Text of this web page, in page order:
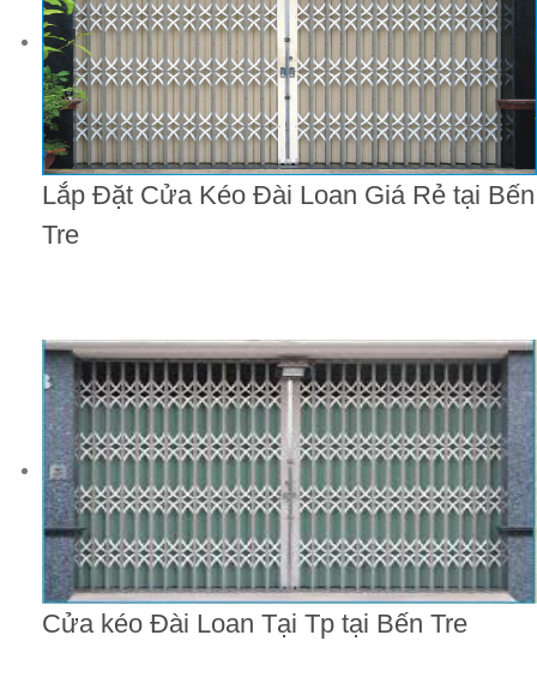
Lắp Đặt Cửa Kéo Đài Loan Giá Rẻ tại Bến
Tre
Cửa kéo Đài Loan Tại Tp tại Bến Tre